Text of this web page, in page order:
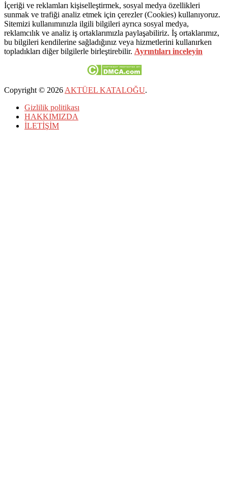
İçeriği ve reklamları kişiselleştirmek, sosyal medya özellikleri
sunmak ve trafiği analiz etmek için çerezler (Cookies) kullanıyoruz.
Sitemizi kullanımınızla ilgili bilgileri ayrıca sosyal medya,
reklamcılık ve analiz iş ortaklarımızla paylaşabiliriz. İş ortaklarımız,
bu bilgileri kendilerine sağladığınız veya hizmetlerini kullanırken
topladıkları diğer bilgilerle birleştirebilir. Ayrıntıları inceleyin
Copyright © 2026 AKTÜEL KATALOĞU.
Gizlilik politikası
HAKKIMIZDA
İLETİŞİM